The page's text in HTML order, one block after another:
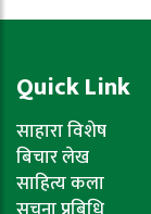
Quick Link
साहारा विशेष
बिचार लेख
साहित्य कला